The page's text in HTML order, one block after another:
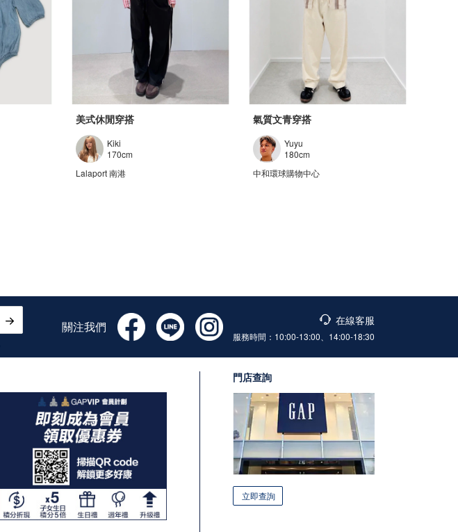
美式休閒穿搭
Kiki
170cm
Lalaport 南港
氣質文青穿搭
Yuyu
180cm
中和環球購物中心
關注我們 在線客服
服務時間：10:00-13:00、14:00-18:30
門店查詢
立即查詢